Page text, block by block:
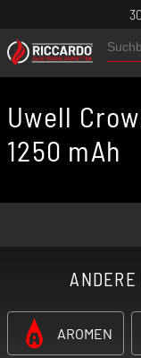
Uwell
1250 mAh
AROMEN